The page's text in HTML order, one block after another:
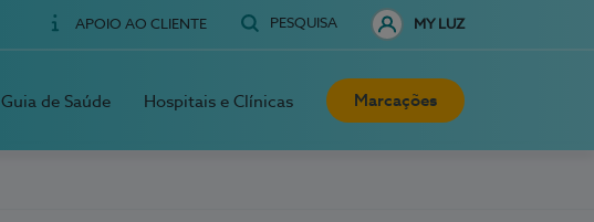
APOIO AO CLIENTE PESQUISA MY LUZ
Guia de Saúde Hospitais e Clínicas Marcações